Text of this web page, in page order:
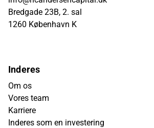
Bredgade 23B, 2. sal
1260 København K
Inderes
Om os
Vores team
Karriere
Inderes som en investering